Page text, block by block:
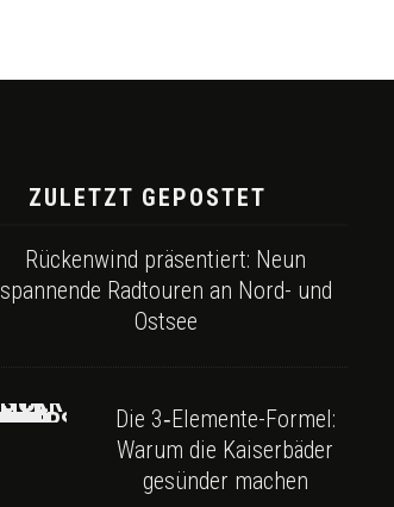
ZULETZT GEPOSTET
Rückenwind präsentiert: Neun
spannende Radtouren an Nord- und
Ostsee
Die 3‑Elemente-Formel:
Warum die Kaiserbäder
gesünder machen